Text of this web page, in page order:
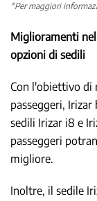
*Per maggiori
Miglioramenti
opzioni di sedili
Con l'obiettivo di
passeggeri,
sedili Irizar i8 e
passeggeri
migliore.
Inoltre, il sedile